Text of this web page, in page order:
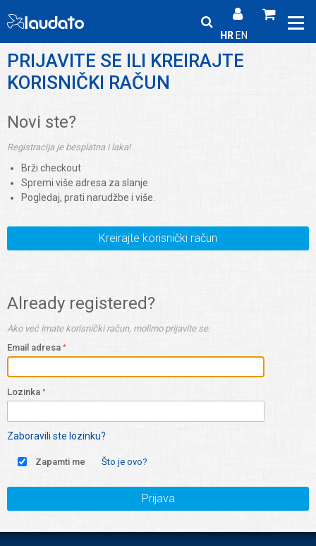
HR EN
PRIJAVITE SE ILI KREIRAJTE
KORISNIČKI RAČUN
Novi ste?
Registracija je besplatna i laka!
Brži checkout
Spremi više adresa za slanje
Pogledaj, prati narudžbe i više.
Kreirajte korisnički račun
Already registered?
Ako već imate korisnički račun, molimo prijavite se.
Email adresa
Lozinka
Zaboravili ste lozinku?
Zapamti me Što je ovo?
Prijava